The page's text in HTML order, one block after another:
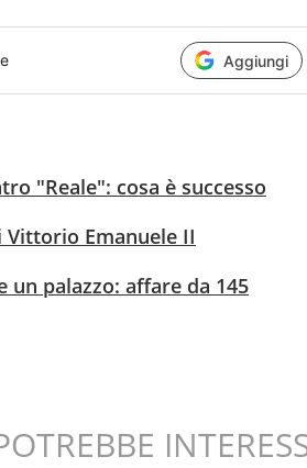
Aggiungi
"Reale": cosa è successo
Emanuele II
un palazzo: affare da 145